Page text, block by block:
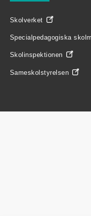
Skolverket
Specialpedagogiska
Skolinspektionen
Sameskolstyrelsen